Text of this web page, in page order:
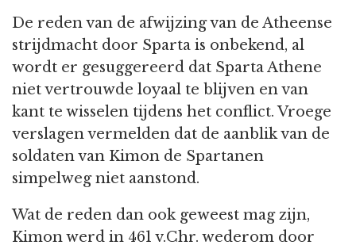
De reden van de afwijzing van de Atheense
strijdmacht door Sparta is onbekend, al
wordt er gesuggereerd dat Sparta Athene
niet vertrouwde loyaal te blijven en van
kant te wisselen tijdens het conflict. Vroege
verslagen vermelden dat de aanblik van de
soldaten van Kimon de Spartanen
simpelweg niet aanstond.
Wat de reden dan ook geweest mag zijn,
Kimon werd in 461 v.Chr. wederom door